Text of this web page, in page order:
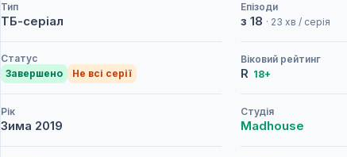
Тип
ТБ-серіал
Епізоди
з 18 · 23 хв / серія
Статус
Завершено
Не всі серії
Віковий рейтинг
R 18+
Рік
Зима 2019
Студія
Madhouse